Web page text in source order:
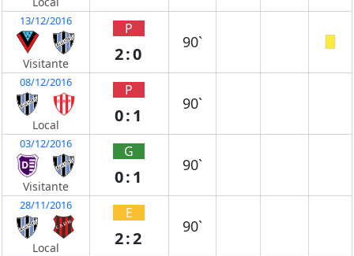
13/12/2016
Visitante
P
2:0
90`
08/12/2016
Local
P
0:1
90`
03/12/2016
Visitante
G
0:1
90`
28/11/2016
Local
E
2:2
90`